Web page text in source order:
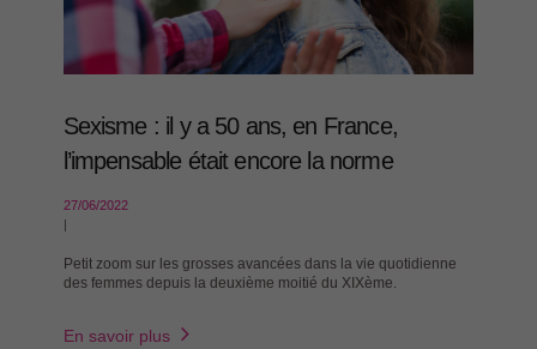
Sexisme : il y a 50 ans, en France,
l’impensable était encore la norme
27/06/2022
|
Petit zoom sur les grosses avancées dans la vie quotidienne
des femmes depuis la deuxième moitié du XIXème.
En savoir plus